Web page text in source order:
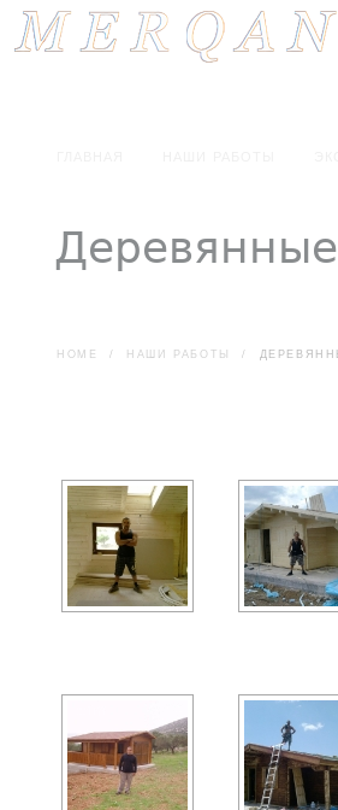
HOME / НАШИ РАБОТЫ /